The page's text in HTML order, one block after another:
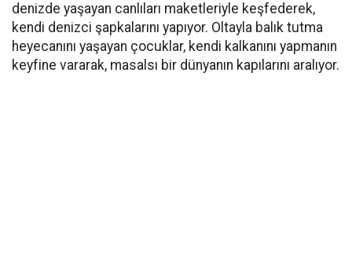
denizde yaşayan canlıları maketleriyle keşfederek,
kendi denizci şapkalarını yapıyor. Oltayla balık tutma
heyecanını yaşayan çocuklar, kendi kalkanını yapmanın
keyfine vararak, masalsı bir dünyanın kapılarını aralıyor.